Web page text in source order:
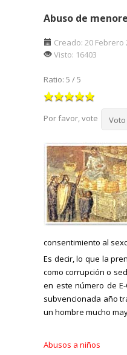
Abuso de
Creado: 20 Febrero
Visto: 16403
Ratio: 5 /5
Por favor, vote
consentimiento al
Es decir, lo que la
como corrupción o
en este número de
subvencionada año
un hombre mucho
Abusos a niños